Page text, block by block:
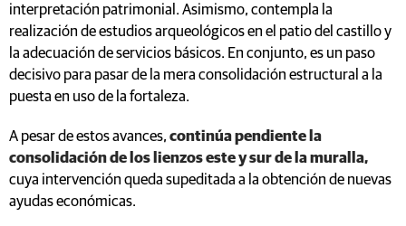
interpretación patrimonial. Asimismo, contempla la
realización de estudios arqueológicos en el patio del castillo y
la adecuación de servicios básicos. En conjunto, es un paso
decisivo para pasar de la mera consolidación estructural a la
puesta en uso de la fortaleza.
A pesar de estos avances, continúa pendiente la
consolidación de los lienzos este y sur de la muralla,
cuya intervención queda supeditada a la obtención de nuevas
ayudas económicas.